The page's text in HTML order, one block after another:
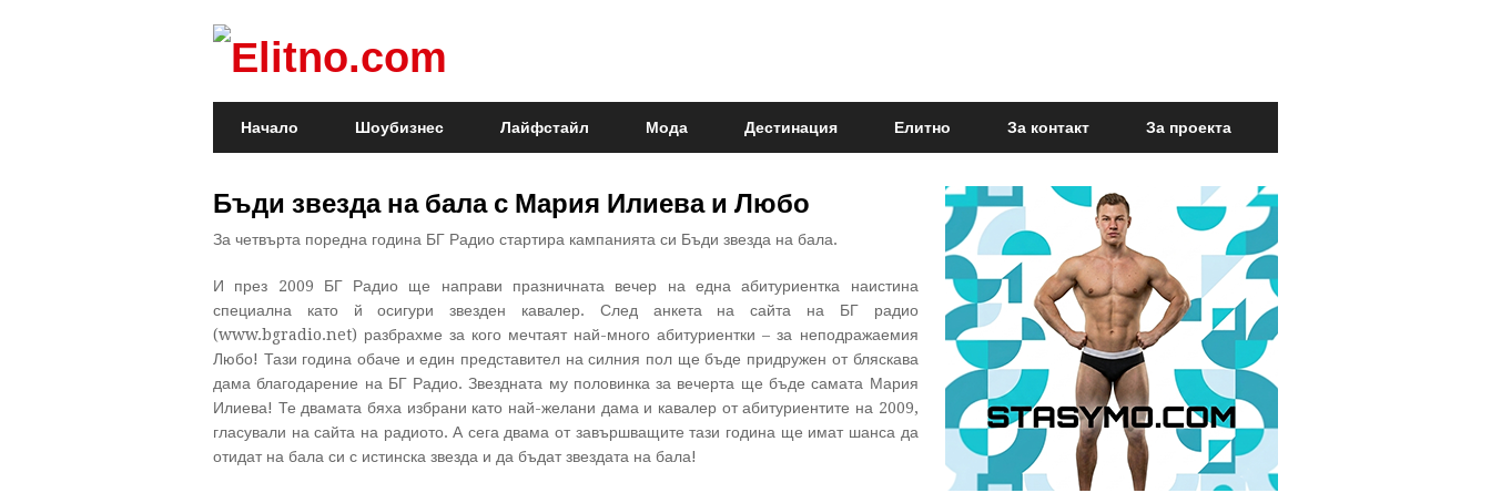
Начало Шоубизнес Лайфстайл Мода Дестинация Елитно За контакт За проекта
Бъди звезда на бала с Мария Илиева и Любо
За четвърта поредна година БГ Радио стартира кампанията си Бъди звезда на бала.
И през 2009 БГ Радио ще направи празничната вечер на една абитуриентка наистина
специална като й осигури звезден кавалер. След анкета на сайта на БГ радио
(www.bgradio.net) разбрахме за кого мечтаят най-много абитуриентки – за неподражаемия
Любо! Тази година обаче и един представител на силния пол ще бъде придружен от бляскава
дама благодарение на БГ Радио. Звездната му половинка за вечерта ще бъде самата Мария
Илиева! Те двамата бяха избрани като най-желани дама и кавалер от абитуриентите на 2009,
гласували на сайта на радиото. А сега двама от завършващите тази година ще имат шанса да
отидат на бала си с истинска звезда и да бъдат звездата на бала!